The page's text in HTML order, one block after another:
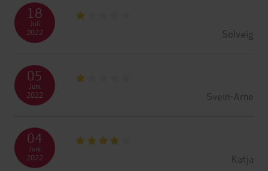
Solveig
18
Juli
2022
Svein-Arne
05
Juni
2022
Katja
04
Juni
2022